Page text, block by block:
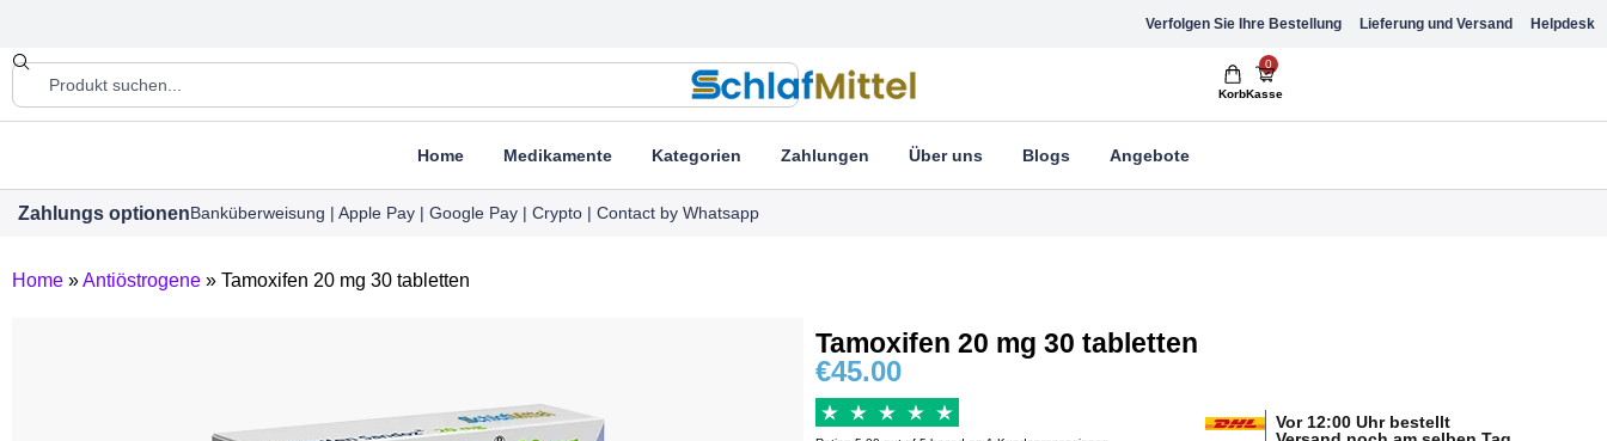
Verfolgen Sie Ihre Bestellung Lieferung und Versand Helpdesk
0
KorbKasse
Home Medikamente Kategorien Zahlungen Über uns Blogs Angebote
Zahlungs optionenBanküberweisung | Apple Pay | Google Pay | Crypto | Contact by Whatsapp
Home »Antiöstrogene » Tamoxifen 20 mg 30 tabletten
Tamoxifen 20 mg 30 tabletten
€45.00
Vor 12:00 Uhr bestellt